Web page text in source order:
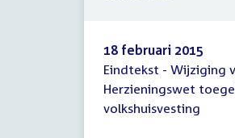
Eindtekst
18 februari 2015
Eindtekst - Wijziging
Herzieningswet
volkshuisvesting